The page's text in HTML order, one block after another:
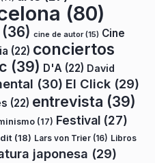
(80)
(36) cine de autor(15) Cine
(22) conciertos
(39) D'A (22) David
(30) El Click (29)
(22) entrevista (39)
(17) Festival (27)
(18) Lars von Trier (16) Libros
japonesa (29)